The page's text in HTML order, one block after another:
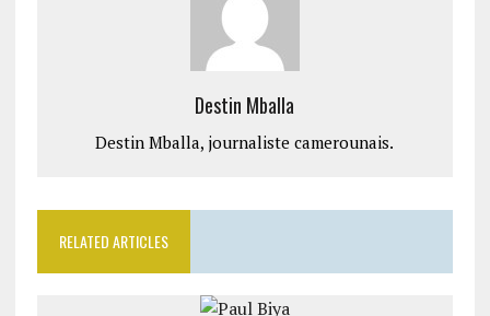
Destin Mballa
Destin Mballa, journaliste camerounais.
RELATED ARTICLES